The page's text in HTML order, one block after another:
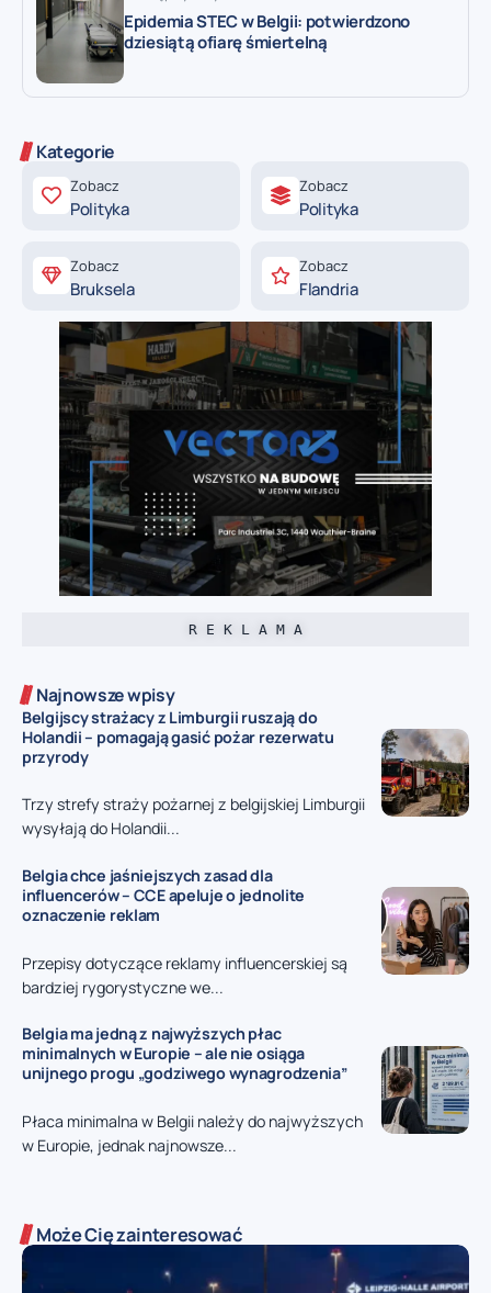
Epidemia STEC w Belgii: potwierdzono
dziesiątą ofiarę śmiertelną
Kategorie
Zobacz
Polityka
Zobacz
Polityka
Zobacz
Bruksela
Zobacz
Flandria
R E K L A M A
Najnowsze wpisy
Belgijscy strażacy z Limburgii ruszają do
Holandii – pomagają gasić pożar rezerwatu
przyrody
Trzy strefy straży pożarnej z belgijskiej Limburgii
wysyłają do Holandii...
Belgia chce jaśniejszych zasad dla
influencerów – CCE apeluje o jednolite
oznaczenie reklam
Przepisy dotyczące reklamy influencerskiej są
bardziej rygorystyczne we...
Belgia ma jedną z najwyższych płac
minimalnych w Europie – ale nie osiąga
unijnego progu „godziwego wynagrodzenia”
Płaca minimalna w Belgii należy do najwyższych
w Europie, jednak najnowsze...
Może Cię zainteresować